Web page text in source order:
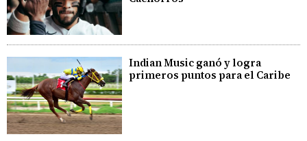
Indian Music ganó y logra
primeros puntos para el Caribe